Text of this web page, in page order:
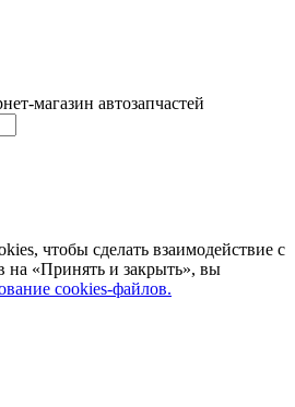
магазин автозапчастей
чтобы сделать взаимодействие с
на «Принять и закрыть», вы
cookies-файлов.